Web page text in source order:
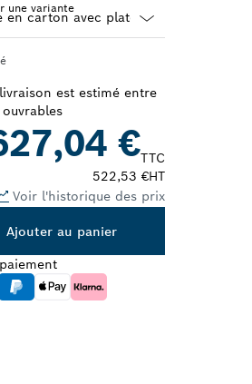
une variante
est estimé entre
€TTC
522,53 €HT
Voir l'historique des prix
Ajouter au panier